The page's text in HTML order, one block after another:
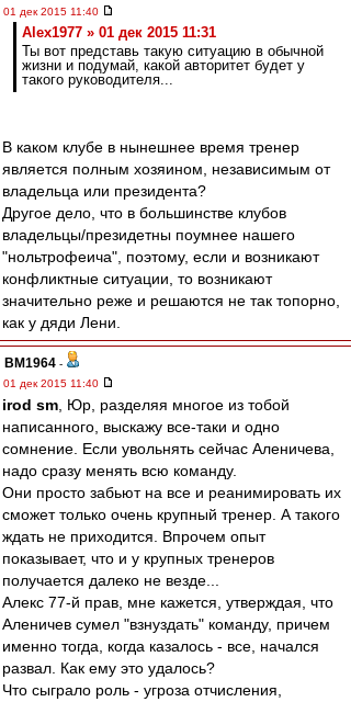
01 дек 2015 11:40
Alex1977 » 01 дек 2015 11:31
Ты вот представь такую ситуацию в обычной
жизни и подумай, какой авторитет будет у
такого руководителя...
В каком клубе в нынешнее время тренер
является полным хозяином, независимым от
владельца или президента?
Другое дело, что в большинстве клубов
владельцы/президетны поумнее нашего
"нольтрофеича", поэтому, если и возникают
конфликтные ситуации, то возникают
значительно реже и решаются не так топорно,
как у дяди Лени.
BM1964 -
01 дек 2015 11:40
irod sm , Юр, разделяя многое из тобой
написанного, выскажу все-таки и одно
сомнение. Если увольнять сейчас Аленичева,
надо сразу менять всю команду.
Они просто забьют на все и реанимировать их
сможет только очень крупный тренер. А такого
ждать не приходится. Впрочем опыт
показывает, что и у крупных тренеров
получается далеко не везде...
Алекс 77-й прав, мне кажется, утверждая, что
Аленичев сумел "взнуздать" команду, причем
именно тогда, когда казалось - все, начался
развал. Как ему это удалось?
Что сыграло роль - угроза отчисления,